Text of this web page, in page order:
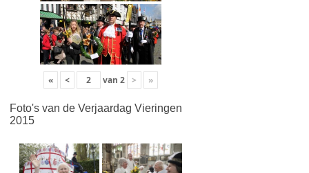
« < van 2 > »
Foto's van de Verjaardag Vieringen
2015